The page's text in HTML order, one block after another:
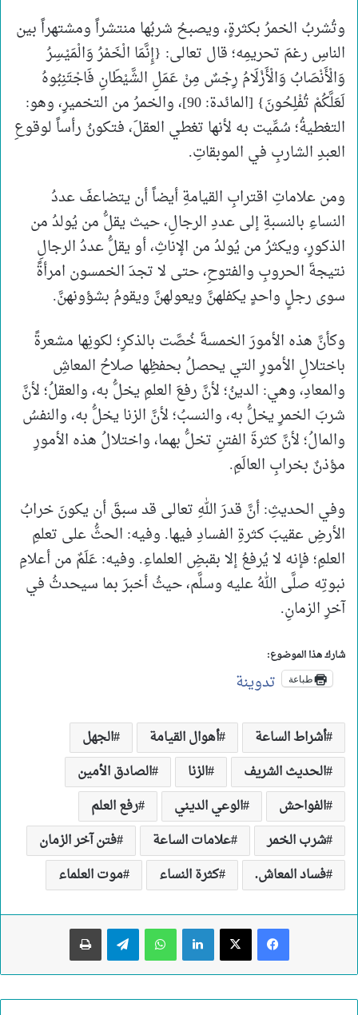
وتُشربُ الخمرُ بكثرةٍ، ويصبحُ شربُها منتشراً ومشتهراً بين
الناسِ رغمَ تحريمِه؛ قال تعالى: {إِنَّمَا الْخَمْرُ وَالْمَيْسِرُ
وَالْأَنْصَابُ وَالْأَزْلَامُ رِجْسٌ مِنْ عَمَلِ الشَّيْطَانِ فَاجْتَنِبُوهُ
لَعَلَّكُمْ تُفْلِحُونَ} [المائدة: 90]، والخمرُ من التخميرِ، وهو:
التغطيةُ؛ سُمِّيت به لأنها تغطي العقلَ، فتكونُ رأساً لوقوعِ
العبدِ الشاربِ في الموبقاتِ.
ومن علاماتِ اقترابِ القيامةِ أيضاً أن يتضاعفَ عددُ
النساءِ بالنسبةِ إلى عددِ الرجالِ، حيث يقلُّ من يُولدُ من
الذكورِ، ويكثرُ من يُولدُ من الإناثِ، أو يقلُّ عددُ الرجالِ
نتيجةَ الحروبِ والفتوحِ، حتى لا تجدَ الخمسون امرأةً
سوى رجلٍ واحدٍ يكفلهنَّ ويعولهنَّ ويقومُ بشؤونهنَّ.
وكأنَّ هذه الأمورَ الخمسةَ خُصَّت بالذكرِ؛ لكونِها مشعرةً
باختلالِ الأمورِ التي يحصلُ بحفظِها صلاحُ المعاشِ
والمعادِ، وهي: الدينُ؛ لأنَّ رفعَ العلمِ يخلُّ به، والعقلُ؛ لأنَّ
شربَ الخمرِ يخلُّ به، والنسبُ؛ لأنَّ الزنا يخلُّ به، والنفسُ
والمالُ؛ لأنَّ كثرةَ الفتنِ تخلُّ بهما، واختلالُ هذه الأمورِ
مؤذنٌ بخرابِ العالَمِ.
وفي الحديثِ: أنَّ قدرَ اللهِ تعالى قد سبقَ أن يكونَ خرابُ
الأرضِ عقيبَ كثرةِ الفسادِ فيها. وفيه: الحثُّ على تعلمِ
العلمِ؛ فإنه لا يُرفعُ إلا بقبضِ العلماءِ. وفيه: عَلَمٌ من أعلامِ
نبوتِه صلَّى اللهُ عليه وسلَّم، حيثُ أخبرَ بما سيحدثُ في
آخرِ الزمانِ.
شارك هذا الموضوع:
طباعة تدوينة
أشراط الساعة أهوال القيامة
الجهل
الحديث الشريف
الزنا
الصادق الأمين
الفواحش
الوعي الديني
رفع العلم
شرب الخمر
علامات الساعة
فتن آخر الزمان
فساد المعاش.
كثرة النساء موت العلماء
لينكدإن واتساب تيلقرام طباعة